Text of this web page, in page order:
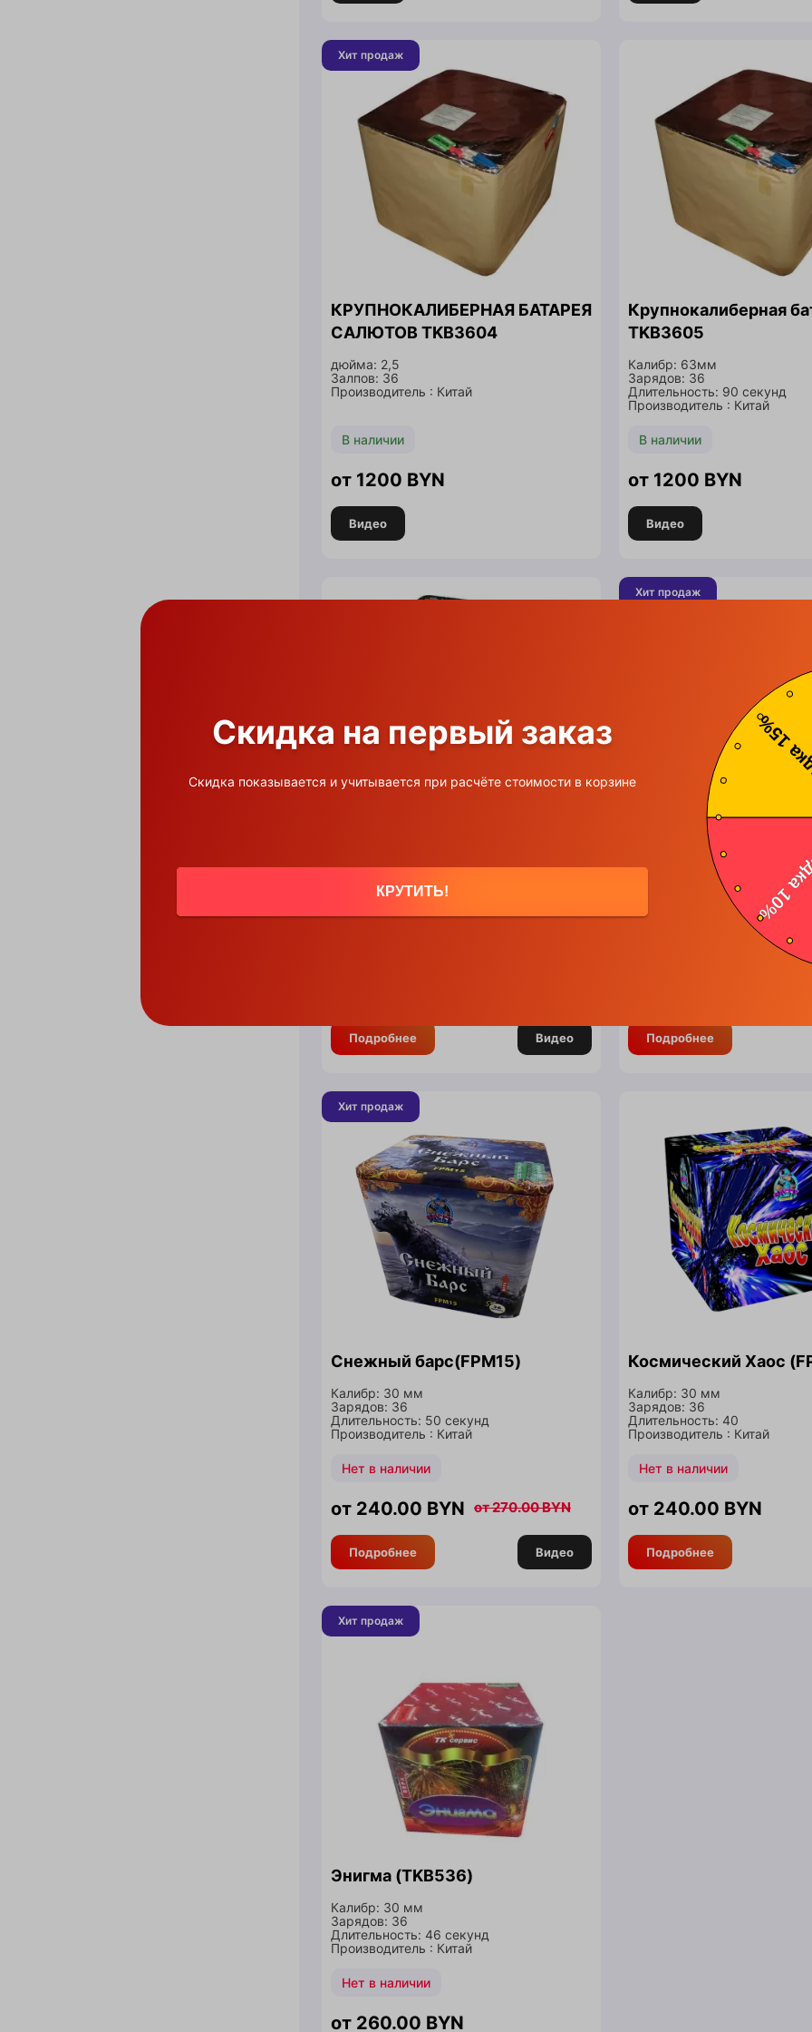
Хит продаж
КРУПНОКАЛИБЕРНАЯ БАТАРЕЯ
САЛЮТОВ TKB3604
дюйма: 2,5
Залпов: 36
Производитель : Китай
В наличии
1200 BYN
Видео
Крупнокалиберная
TKB3605
Калибр: 63мм
Зарядов: 36
Длительность: 90 секунд
Производитель : Китай
В наличии
1200 BYN
Видео
Зарядов: 36
Производитель : Китай
Подробнее Видео
Хит продаж
Салют Бубенцы
Калибр: 20 мм
Длительность: 45 секунд
Производитель : Китай
Подробнее
Хит продаж
Снежный барс(FPM15)
Калибр: 30 мм
Зарядов: 36
Длительность: 50 секунд
Производитель : Китай
Нет в наличии
240.00 BYN 270.00BYN
Подробнее Видео
Космический Хаос
Калибр: 30 мм
Зарядов: 36
Длительность: 40
Производитель : Китай
Нет в наличии
240.00 BYN
Подробнее
Хит продаж
Энигма (TKB536)
Калибр: 30 мм
Зарядов: 36
Длительность: 46 секунд
Производитель : Китай
Нет в наличии
260.00 BYN
Скидка на первый заказ
Скидка показывается и учитывается при расчёте стоимости в корзине
КРУТИТЬ!